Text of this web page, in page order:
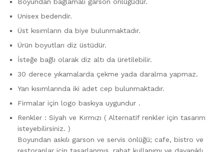
Unisex bedendir.
Üst kısımların da biye bulunmaktadır.
Ürün boyutları diz üstüdür.
İsteğe bağlı olarak diz altı da üretilebilir.
30 derece yıkamalarda çekme yada daralma yapmaz.
Yan kısımlarında iki adet cep bulunmaktadır.
Firmalar için logo baskıya uygundur .
Renkler : Siyah ve Kırmızı ( Alternatif renkler için tasarım
isteyebilirsiniz. )
Boyundan askılı garson ve servis önlüğü; cafe, bistro ve